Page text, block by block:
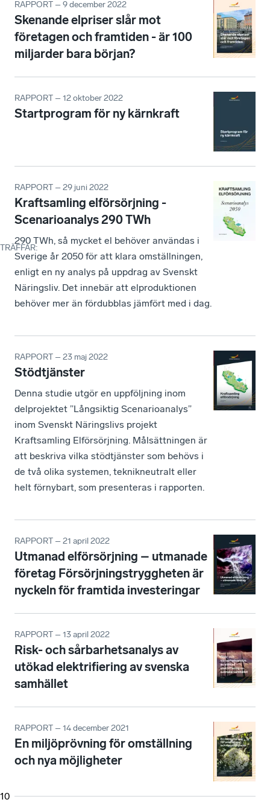
TRÄFFAR:
10
RAPPORT – 9 december 2022
Skenande elpriser slår mot
företagen och framtiden - är 100
miljarder bara början?
RAPPORT – 12 oktober 2022
Startprogram för ny kärnkraft
RAPPORT – 29 juni 2022
Kraftsamling elförsörjning -
Scenarioanalys 290 TWh
290 TWh, så mycket el behöver användas i
Sverige år 2050 för att klara omställningen,
enligt en ny analys på uppdrag av Svenskt
Näringsliv. Det innebär att elproduktionen
behöver mer än fördubblas jämfört med i dag.
RAPPORT – 23 maj 2022
Stödtjänster
Denna studie utgör en uppföljning inom
delprojektet ”Långsiktig Scenarioanalys”
inom Svenskt Näringslivs projekt
Kraftsamling Elförsörjning. Målsättningen är
att beskriva vilka stödtjänster som behövs i
de två olika systemen, teknikneutralt eller
helt förnybart, som presenteras i rapporten.
RAPPORT – 21 april 2022
Utmanad elförsörjning – utmanade
företag Försörjningstryggheten är
nyckeln för framtida investeringar
RAPPORT – 13 april 2022
Risk- och sårbarhetsanalys av
utökad elektrifiering av svenska
samhället
RAPPORT – 14 december 2021
En miljöprövning för omställning
och nya möjligheter